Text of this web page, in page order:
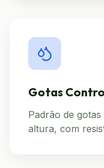
Gotas
Padrão de
altura, com